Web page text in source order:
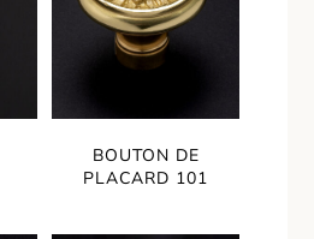
BOUTON DE
PLACARD 101